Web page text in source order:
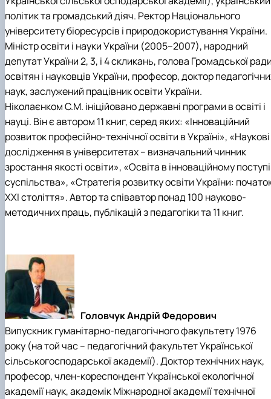
політик та громадський діяч. Ректор Національного
університету біоресурсів і природокористування України.
Міністр освіти і науки України (2005–2007), народний
депутат України 2, 3, і 4 скликань, голова Громадської
освітян і науковців України, професор, доктор
наук, заслужений працівник освіти України.
Ніколаєнком С.М. ініційовано державні програми в освіті і
науці. Він є автором 11 книг, серед яких: «Інноваційний
розвиток професійно-технічної освіти в Україні», «Наукові
дослідження в університетах – визначальний чинник
зростання якості освіти», «Освіта в інноваційному поступі
суспільства», «Стратегія розвитку освіти України:
XXI століття». Автор та співавтор понад 100 науково-
методичних праць, публікацій з педагогіки та 11 книг.
Головчук Андрій Федорович
Випускник гуманітарно-педагогічного факультету 1976
року (на той час – педагогічний факультет Української
сільськогосподарської академії). Доктор технічних наук,
професор, член-кореспондент Української екологічної
академії наук, академік Міжнародної академії технічної